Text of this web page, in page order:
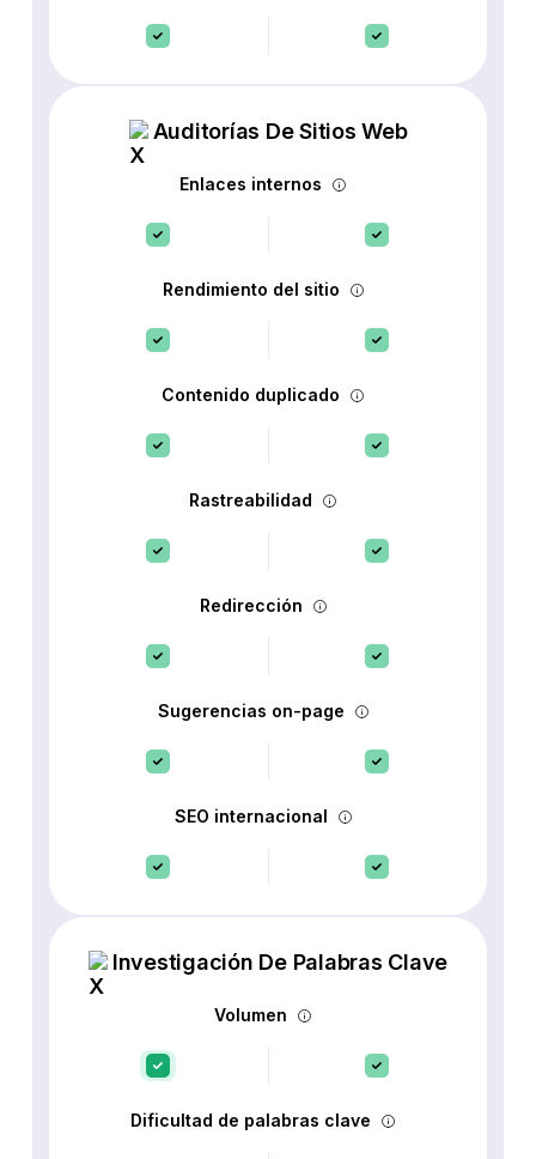
Auditorías De Sitios Web
Enlaces internos
Rendimiento del sitio
Contenido duplicado
Rastreabilidad
Redirección
Sugerencias on-page
SEO internacional
Investigación De Palabras Clave
Volumen
Dificultad de palabras clave